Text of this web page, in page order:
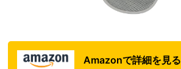
Amazonで詳細を見る